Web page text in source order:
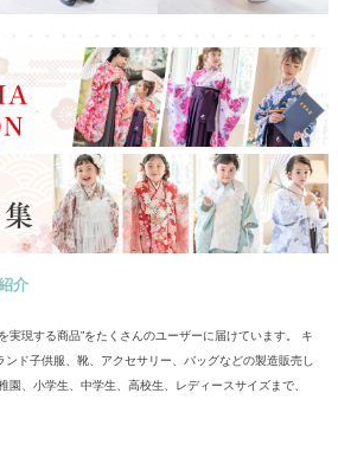
介
実現する商品”をたくさんのユーザーに届けています。 キ
ド子供服、靴、アクセサリー、バッグなどの製造販売し
園、小学生、中学生、高校生、レディースサイズまで、